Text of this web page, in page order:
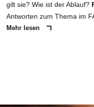
gilt sie? Wie ist der Ablauf?
Antworten zum Thema im
Mehr lesen